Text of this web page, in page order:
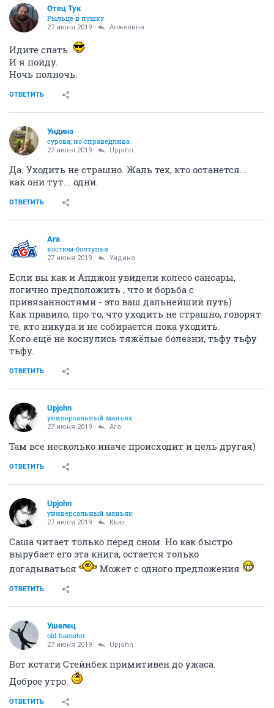
Отец Тук
Рыльце в пушку
27 июня 2019 Aнжелина
Идите спать.
И я пойду.
Ночь полночь.
ОТВЕТИТЬ
Ундинa
сурова, но справедлива
27 июня 2019 Upjohn
Да. Уходить не страшно. Жаль тех, кто останется...
как они тут... одни.
ОТВЕТИТЬ
Ага
костюм-болтунья
27 июня 2019 Ундинa
Если вы как и Апджон увидели колесо сансары,
логично предположить , что и борьба с
привязанностями - это ваш дальнейший путь)
Как правило, про то, что уходить не страшно, говорят
те, кто никуда и не собирается пока уходить.
Кого ещё не коснулись тяжёлые болезни, тьфу тьфу
тьфу.
ОТВЕТИТЬ
Upjohn
универсальный маньяк
27 июня 2019 Ага
Там все несколько иначе происходит и цель другая)
ОТВЕТИТЬ
Upjohn
универсальный маньяк
27 июня 2019 Кью
Саша читает только перед сном. Но как быстро
вырубает его эта книга, остается только
догадываться
Может с одного предложения
ОТВЕТИТЬ
Ушелец
old hamster
27 июня 2019 Upjohn
Вот кстати Стейнбек примитивен до ужаса.
Доброе утро.
ОТВЕТИТЬ